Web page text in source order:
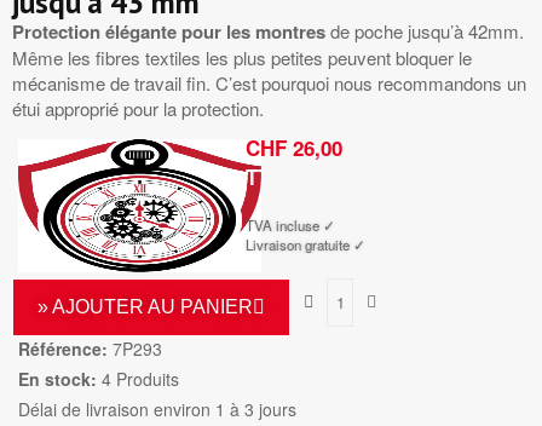
Protection élégante pour les montresde poche jusqu’à 42mm.
Même les fibres textiles les plus petites peuvent bloquer le
mécanisme de travail fin. C’est pourquoi nous recommandons un
étui approprié pour la protection.
CHF 26,00
TTC
TVA incluse ✓
Livraison gratuite ✓
» AJOUTER AU PANIER
Référence: 7P293
En stock: 4 Produits
Délai de livraison environ 1 à 3 jours